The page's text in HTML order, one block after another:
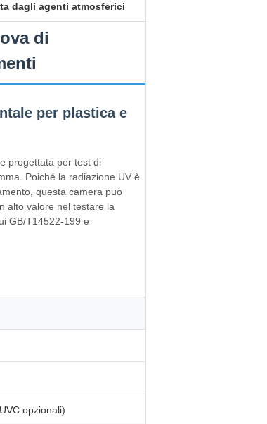
dagli agenti atmosferici
di
per plastica e
progettata per test di
Poiché la radiazione UV è
questa camera può
alto valore nel testare la
GB/T14522-199 e
opzionali)